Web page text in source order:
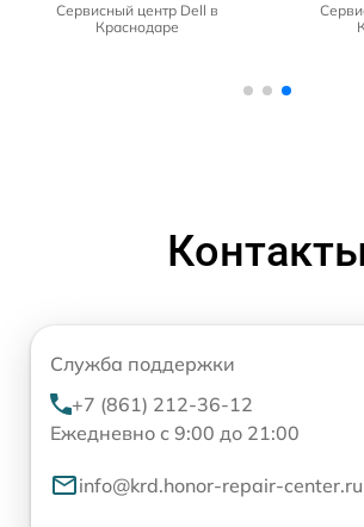
Сервисный центр Dell в
Краснодаре
Контакты
Служба поддержки
+7 (861) 212-36-12
Ежедневно с 9:00 до 21:00
info@krd.honor-repair-center.ru